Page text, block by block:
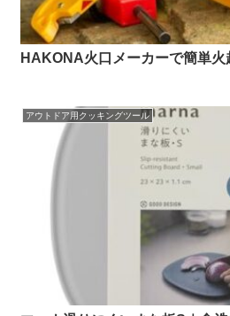
HAKONA火口メーカーで簡単火
アウトドア用クッキングツール